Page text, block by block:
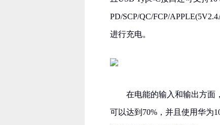
PD/SCP/QC/FCP/
进行充电。
在电能的输入和输出方面
可以达到70%，并且使用华为